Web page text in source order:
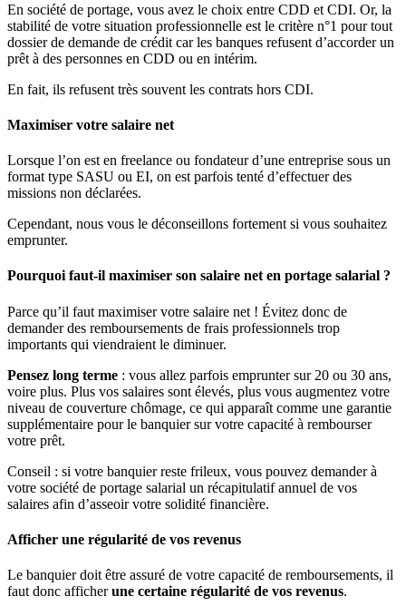
En société de portage, vous avez le choix entre CDD et CDI. Or, la
stabilité de votre situation professionnelle est le critère n°1 pour tout
dossier de demande de crédit car les banques refusent d’accorder un
prêt à des personnes en CDD ou en intérim.
En fait, ils refusent très souvent les contrats hors CDI.
Maximiser votre salaire net
Lorsque l’on est en freelance ou fondateur d’une entreprise sous un
format type SASU ou EI, on est parfois tenté d’effectuer des
missions non déclarées.
Cependant, nous vous le déconseillons fortement si vous souhaitez
emprunter.
Pourquoi faut-il maximiser son salaire net en portage salarial ?
Parce qu’il faut maximiser votre salaire net ! Évitez donc de
demander des remboursements de frais professionnels trop
importants qui viendraient le diminuer.
Pensez long terme : vous allez parfois emprunter sur 20 ou 30 ans,
voire plus. Plus vos salaires sont élevés, plus vous augmentez votre
niveau de couverture chômage, ce qui apparaît comme une garantie
supplémentaire pour le banquier sur votre capacité à rembourser
votre prêt.
Conseil : si votre banquier reste frileux, vous pouvez demander à
votre société de portage salarial un récapitulatif annuel de vos
salaires afin d’asseoir votre solidité financière.
Afficher une régularité de vos revenus
Le banquier doit être assuré de votre capacité de remboursements, il
faut donc afficherune certaine régularité de vos revenus.